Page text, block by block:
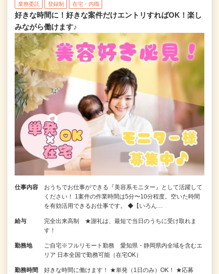
業務委託 登録制 在宅・内職
好きな時間に！好きな案件だけエントリすればOK！楽し
みながら働けます♪
仕事内容
おうちでお仕事ができる『美容系モニター』として活躍して
ください！ 1案件の作業時間は5分〜10分程度。空いた時間
を有効活用できるお仕事です。 ◆【いろん…
給与
完全出来高制 ★謝礼は、最短で当日のうちに受け取れま
す！
勤務地
ご自宅※フルリモート勤務 愛知県・静岡県内全域を含むエ
リア 日本全国で勤務可能（在宅OK）
勤務時間
好きな時間に働けます！ ★単発（1日のみ）OK！ ★応募